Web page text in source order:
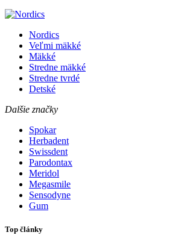
Nordics
Veľmi mäkké
Mäkké
Stredne mäkké
Stredne tvrdé
Detské
Dalšie značky
Spokar
Herbadent
Swissdent
Parodontax
Meridol
Megasmile
Sensodyne
Gum
Top články